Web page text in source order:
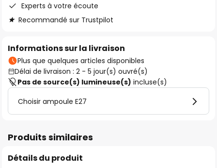
Experts à votre écoute
Recommandé sur Trustpilot
Informations sur la livraison
Plus que quelques articles disponibles
Délai de livraison : 2 - 5 jour(s) ouvré(s)
Pas de source(s) lumineuse(s) incluse(s)
Choisir ampoule E27
Produits similaires
Détails du produit